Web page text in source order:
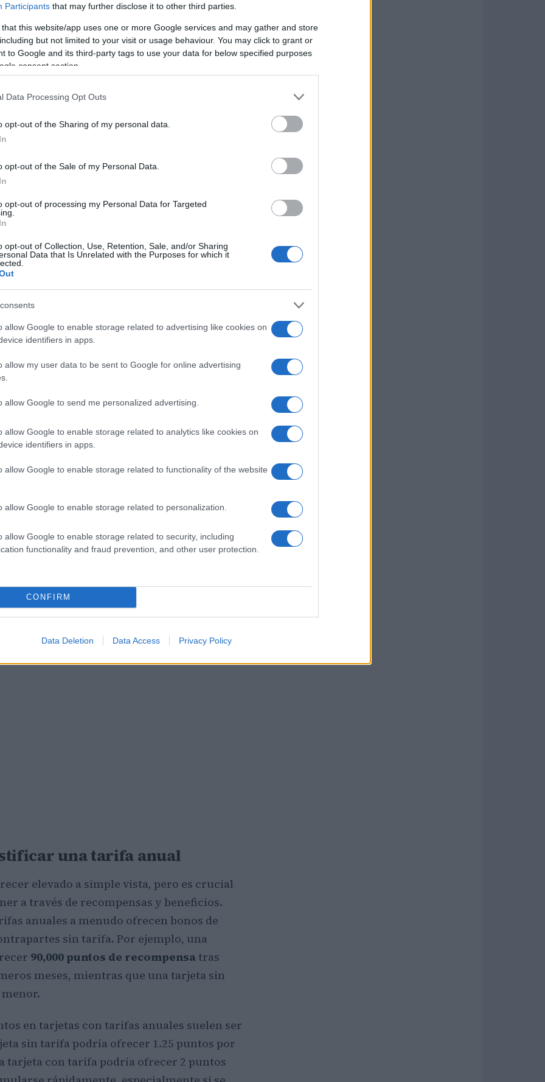
Participants that may further disclose it to other third parties.
that this website/app uses one or more Google services and may gather and store
but not limited to your visit or usage behaviour. You may click to grant or
to Google and its third-party tags to use your data for below specified purposes
consent section.
Data Processing Opt Outs
opt-out of the Sharing of my personal data.
opt-out of the Sale of my Personal Data.
opt-out of processing my Personal Data for Targeted
opt-out of Collection, Use, Retention, Sale, and/or Sharing
Data that Is Unrelated with the Purposes for which it
allow Google to enable storage related to advertising like cookies on
identifiers in apps.
allow my user data to be sent to Google for online advertising
allow Google to send me personalized advertising.
allow Google to enable storage related to analytics like cookies on
identifiers in apps.
allow Google to enable storage related to functionality of the website
allow Google to enable storage related to personalization.
allow Google to enable storage related to security, including
functionality and fraud prevention, and other user protection.
CONFIRM
Data Deletion Data Access Privacy Policy
son un tema que siempre se escucha
Especialmente cuando llega el
la pena para los consumidores. Aunque
que existen opciones sin
a pensar que pagar una tarifa anual
en beneficios significativos. En este
de las tarifas anuales, cuándo
impactar tu economía personal.
y cómo funcionan?
los emisores de tarjetas aplican a sus
se presenta una vez al año y puede
hasta casi 800 para tarjetas de nivel
alto, refleja una serie de beneficios
los casos, esta tarifa se aplica en el
los años siguientes, se cobra alrededor del
ofrecen una exención de la tarifa
usuarios disfrutar de todos los
después de este período, la tarifa
puede llevar a los tarjetahabientes a
en esta situación alguna vez?
una tarifa anual
elevado a simple vista, pero es crucial
a través de recompensas y beneficios.
anuales a menudo ofrecen bonos de
sin tarifa. Por ejemplo, una
90,000 puntos de recompensa tras
meses, mientras que una tarjeta sin
en tarjetas con tarifas anuales suelen ser
sin tarifa podría ofrecer 1.25 puntos por
tarjeta con tarifa podría ofrecer 2 puntos